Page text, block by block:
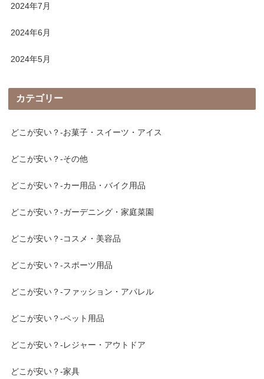
2024年7月
2024年6月
2024年5月
カテゴリー
どこが安い？-お菓子・スイーツ・アイス
どこが安い？-その他
どこが安い？-カー用品・バイク用品
どこが安い？-ガーデニング・家庭菜園
どこが安い？-コスメ・美容品
どこが安い？-スポーツ用品
どこが安い？-ファッション・アパレル
どこが安い？-ペット用品
どこが安い？-レジャー・アウトドア
どこが安い？-家具